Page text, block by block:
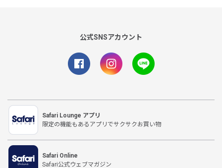
公式SNSアカウント
Safari Lounge アプリ
限定の機能もあるアプリでサクサクお買い物
Safari Online
Safari公式ウェブマガジン